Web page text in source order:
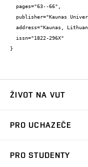
}
ŽIVOT NA VUT
Koleje
PRO UCHAZEČE
PRO STUDENTY